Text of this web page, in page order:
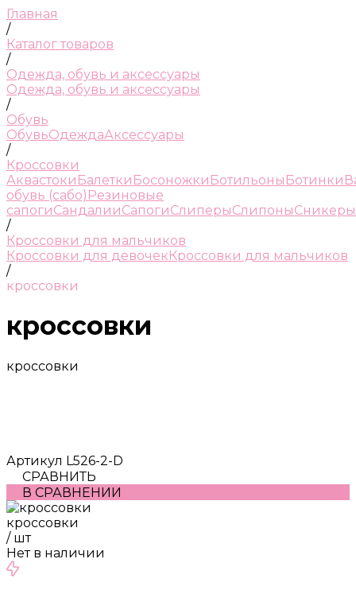
Главная
/
Каталог товаров
/
Одежда, обувь и аксессуары
Одежда, обувь и аксессуары
/
Обувь
ОбувьОдеждаАксессуары
/
Кроссовки
Аквастоки Балетки Босоножки Ботильоны Ботинки
обувь (сабо) Резиновые
сапогиСандалииСапогиСлиперыСлипоныСникеры
/
Кроссовки для мальчиков
Кроссовки для девочекКроссовки для мальчиков
/
кроссовки
кроссовки
кроссовки
Артикул L526-2-D
СРАВНИТЬ
В СРАВНЕНИИ
кроссовки
/ шт
Нет в наличии